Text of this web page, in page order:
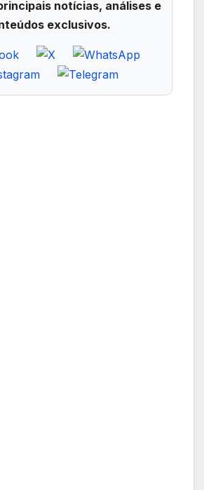
notícias, análises e
exclusivos.